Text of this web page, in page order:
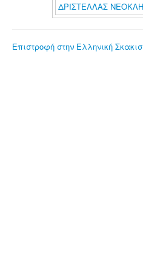
ΔΡΙΣΤΕΛΛΑΣ
Επιστροφή στην Ελληνική